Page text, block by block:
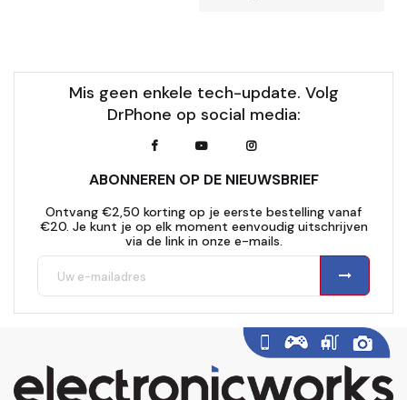
Mis geen enkele tech-update. Volg
DrPhone op social media:
ABONNEREN OP DE NIEUWSBRIEF
Ontvang €2,50 korting op je eerste bestelling vanaf
€20. Je kunt je op elk moment eenvoudig uitschrijven
via de link in onze e-mails.